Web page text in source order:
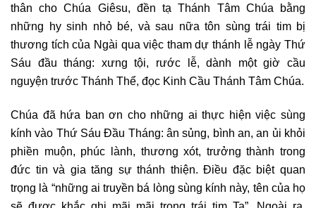
thân cho Chúa Giêsu, đền tạ Thánh Tâm Chúa bằng
những hy sinh nhỏ bé, và sau nữa tôn sùng trái tim bị
thương tích của Ngài qua việc tham dự thánh lễ ngày Thứ
Sáu đầu tháng: xưng tội, rước lễ, dành một giờ cầu
nguyện trước Thánh Thể, đọc Kinh Cầu Thánh Tâm Chúa.
Chúa đã hứa ban ơn cho những ai thực hiện việc sùng
kính vào Thứ Sáu Đầu Tháng: ân sủng, bình an, an ủi khỏi
phiền muộn, phúc lành, thương xót, trưởng thành trong
đức tin và gia tăng sự thánh thiện. Điều đặc biệt quan
trọng là “những ai truyền bá lòng sùng kính này, tên của họ